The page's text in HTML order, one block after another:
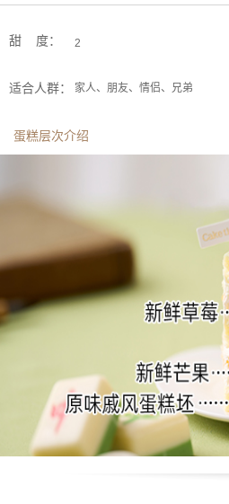
甜 度： 2
适合人群： 家人、朋友、情侣、兄弟
蛋糕层次介绍